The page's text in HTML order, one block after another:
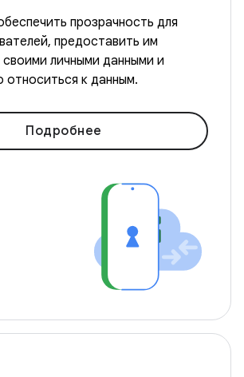
прозрачность для
предоставить им
личными данными и
относиться к данным.
Подробнее